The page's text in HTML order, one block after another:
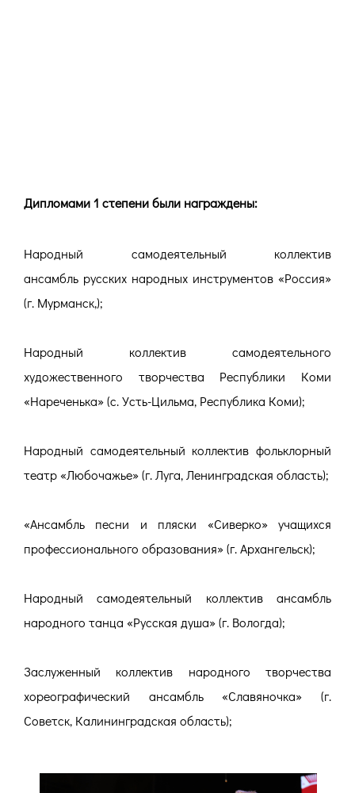
Дипломами 1 степени были награждены:
Народный самодеятельный коллектив
ансамбль русских народных инструментов «Россия»
(г. Мурманск,);
Народный коллектив самодеятельного
художественного творчества Республики Коми
«Нареченька» (с. Усть-Цильма, Республика Коми);
Народный самодеятельный коллектив фольклорный
театр «Любочажье» (г. Луга, Ленинградская область);
«Ансамбль песни и пляски «Сиверко» учащихся
профессионального образования» (г. Архангельск);
Народный самодеятельный коллектив ансамбль
народного танца «Русская душа» (г. Вологда);
Заслуженный коллектив народного творчества
хореографический ансамбль «Славяночка» (г.
Советск, Калининградская область);